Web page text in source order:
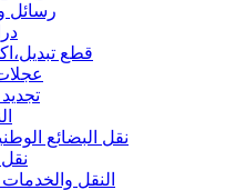
رسائل
قطع
نقل البضائع
النقل